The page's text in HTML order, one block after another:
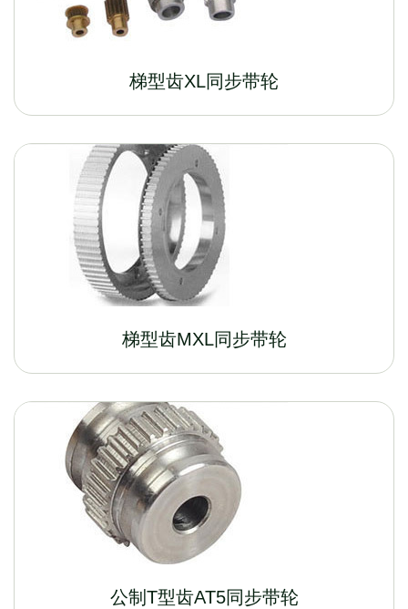
梯型齿XL同步带轮
梯型齿MXL同步带轮
公制T型齿AT5同步带轮